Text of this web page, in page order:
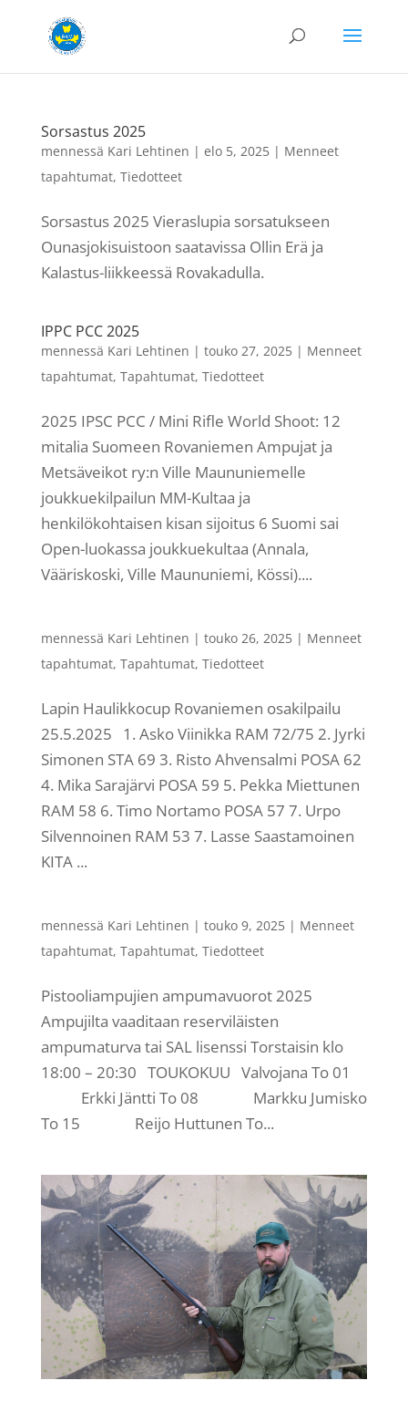
Sorsastus 2025
mennessä Kari Lehtinen | elo 5, 2025| Menneet
tapahtumat, Tiedotteet
Sorsastus 2025 Vieraslupia sorsatukseen
Ounasjokisuistoon saatavissa Ollin Erä ja
Kalastus-liikkeessä Rovakadulla.
IPPC PCC 2025
mennessä Kari Lehtinen | touko 27, 2025| Menneet
tapahtumat, Tapahtumat, Tiedotteet
2025 IPSC PCC / Mini Rifle World Shoot: 12
mitalia Suomeen Rovaniemen Ampujat ja
Metsäveikot ry:n Ville Maununiemelle
joukkuekilpailun MM-Kultaa ja
henkilökohtaisen kisan sijoitus 6 Suomi sai
Open-luokassa joukkuekultaa (Annala,
Vääriskoski, Ville Maununiemi, Kössi)....
mennessä Kari Lehtinen | touko 26, 2025| Menneet
tapahtumat, Tapahtumat, Tiedotteet
Lapin Haulikkocup Rovaniemen osakilpailu
25.5.2025 1. Asko Viinikka RAM 72/75 2. Jyrki
Simonen STA 69 3. Risto Ahvensalmi POSA 62
4. Mika Sarajärvi POSA 59 5. Pekka Miettunen
RAM 58 6. Timo Nortamo POSA 57 7. Urpo
Silvennoinen RAM 53 7. Lasse Saastamoinen
KITA ...
mennessä Kari Lehtinen | touko 9, 2025| Menneet
tapahtumat, Tapahtumat, Tiedotteet
Pistooliampujien ampumavuorot 2025
Ampujilta vaaditaan reserviläisten
ampumaturva tai SAL lisenssi Torstaisin klo
18:00 – 20:30 TOUKOKUU Valvojana To 01
Erkki Jäntti To 08 Markku Jumisko
To 15 Reijo Huttunen To...